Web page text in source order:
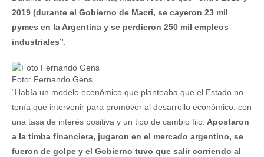
2019 (durante el Gobierno de Macri, se cayeron 23 mil
pymes en la Argentina y se perdieron 250 mil empleos
industriales”
Foto: Fernando Gens
“Había un modelo económico que planteaba que el Estado no
tenía que intervenir para promover al desarrollo económico, con
una tasa de interés positiva y un tipo de cambio fijo. Apostaron
a la timba financiera, jugaron en el mercado argentino, se
fueron de golpe y el Gobierno tuvo que salir corriendo al